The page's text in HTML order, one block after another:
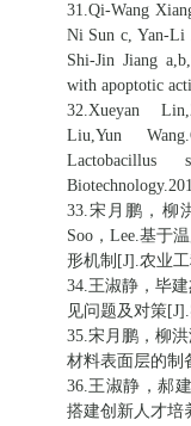
31.Qi-Wang
Ni Sun c, Yan-Li
Shi-Jin Jiang
with apoptotic
32.Xueyan
Liu,Yun
Lactobacillus
33.宋月鹏，柳
Soo，Lee.基于
形机制[J].农业
34.王淑静，毕
见问题及对策
35.宋月鹏，柳
材料表面层的制
36.王淑静，郝
搭建创新人才培